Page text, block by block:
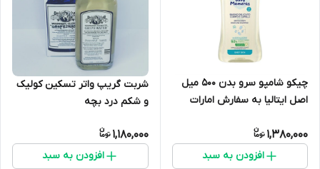
چیکو شامپو سرو بدن 500 میل
اصل ایتالیا به سفارش امارات
1,380,000
افزودن به سبد
شربت گریپ واتر تسکین کولیک
و شکم درد بچه
1,180,000
افزودن به سبد